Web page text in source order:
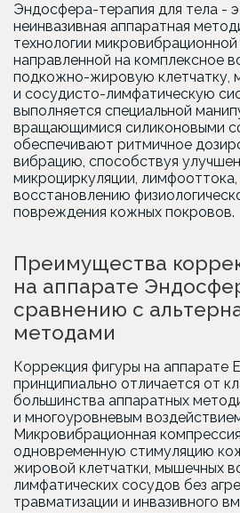
Эндосфера-терапия для тела -
неинвазивная аппаратная
технологии
направленной на комплексное
подкожно-жировую клетчатку,
и сосудисто-лимфатическую
выполняется специальной
вращающимися силиконовыми
обеспечивают ритмичное
вибрацию, способствуя
микроциркуляции,
восстановлению
повреждения кожных покровов.
Преимущества
на аппарате
сравнению с
методами
Коррекция фигуры на аппарате
принципиально отличается от
большинства аппаратных
и многоуровневым
Микровибрационная
одновременную стимуляцию
жировой клетчатки, мышечных
лимфатических сосудов без
травматизации и инвазивного